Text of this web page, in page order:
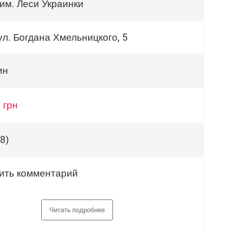
Леси Украинки
Богдана Хмельницкого, 5
комментарий
Читать подробнее